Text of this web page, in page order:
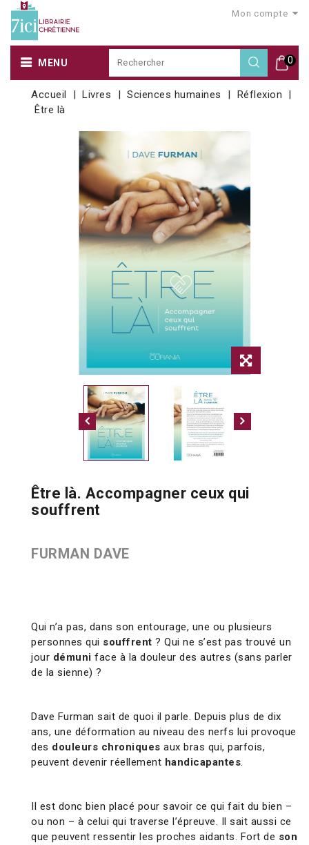
Mon compte
0
MENU
Accueil Livres Sciences humaines
Réflexion
Être là
Être là. Accompagner ceux qui
souffrent
FURMAN DAVE
Qui n’a pas, dans son entourage, une ou plusieurs
personnes qui souffrent ? Qui ne s’est pas trouvé un
jour démuni face à la douleur des autres (sans parler
de la sienne) ?
Dave Furman sait de quoi il parle. Depuis plus de dix
ans, une déformation au niveau des nerfs lui provoque
des douleurs chroniques aux bras qui, parfois,
peuvent devenir réellement handicapantes.
Il est donc bien placé pour savoir ce qui fait du bien –
ou non – à celui qui traverse l’épreuve. Il sait aussi ce
que peuvent ressentir les proches aidants. Fort de son